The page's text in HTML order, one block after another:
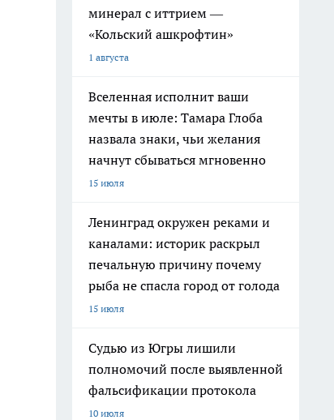
минерал с иттрием —
«Кольский ашкрофтин»
1 августа
Вселенная исполнит ваши
мечты в июле: Тамара Глоба
назвала знаки, чьи желания
начнут сбываться мгновенно
15 июля
Ленинград окружен реками и
каналами: историк раскрыл
печальную причину почему
рыба не спасла город от голода
15 июля
Судью из Югры лишили
полномочий после выявленной
фальсификации протокола
10 июля